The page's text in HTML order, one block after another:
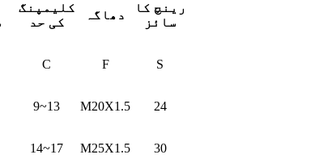
کلیمپنگ
کی حد
دھاگہ
رینچ کا
سائز
C F S
9~13 M20X1.5 24
14~17 M25X1.5 30